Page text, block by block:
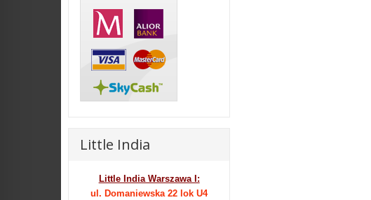
Little India
Little India Warszawa I:
ul. Domaniewska 22 lok U4